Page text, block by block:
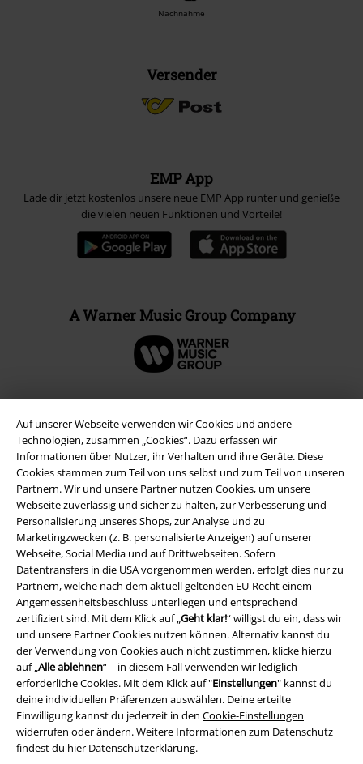
Auf unserer Webseite verwenden wir Cookies und andere
Technologien, zusammen „Cookies“. Dazu erfassen wir
Informationen über Nutzer, ihr Verhalten und ihre Geräte. Diese
Cookies stammen zum Teil von uns selbst und zum Teil von unseren
Partnern. Wir und unsere Partner nutzen Cookies, um unsere
Webseite zuverlässig und sicher zu halten, zur Verbesserung und
Personalisierung unseres Shops, zur Analyse und zu
Marketingzwecken (z. B. personalisierte Anzeigen) auf unserer
Webseite, Social Media und auf Drittwebseiten. Sofern
Datentransfers in die USA vorgenommen werden, erfolgt dies nur zu
Partnern, welche nach dem aktuell geltenden EU-Recht einem
Angemessenheitsbeschluss unterliegen und entsprechend
zertifiziert sind. Mit dem Klick auf „ Geht klar!“ willigst du ein, dass wir
und unsere Partner Cookies nutzen können. Alternativ kannst du
der Verwendung von Cookies auch nicht zustimmen, klicke hierzu
auf „ Alle ablehnen“ – in diesem Fall verwenden wir lediglich
erforderliche Cookies. Mit dem Klick auf "Einstellungen" kannst du
deine individuellen Präferenzen auswählen. Deine erteilte
Einwilligung kannst du jederzeit in den Cookie-Einstellungen
widerrufen oder ändern. Weitere Informationen zum Datenschutz
findest du hier Datenschutzerklärung.
Nachnahme
Versender
EMP App
Lade dir jetzt kostenlos unsere neue EMP App runter und genieße
die vielen neuen Funktionen und Vorteile!
A Warner Music Group Company
Rechtliches
AGB
Impressum
Datenschutz
Entsorgung und Umweltschutz
Konformitätserklärung